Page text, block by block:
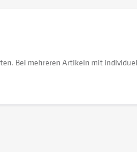
Bei mehreren Artikeln mit